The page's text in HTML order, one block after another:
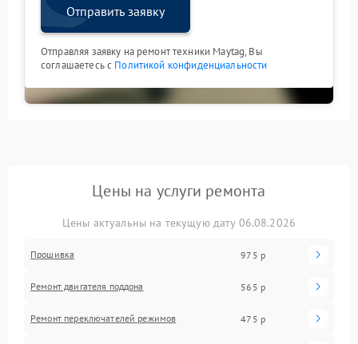
Отправить заявку
Отправляя заявку на ремонт техники Maytag, Вы
соглашаетесь с Политикой конфиденциальности
Цены на услуги ремонта
Цены актуальны на текущую дату 06.08.2026
Прошивка 975 р
Ремонт двигателя поддона 565 р
Ремонт переключателей режимов 475 р